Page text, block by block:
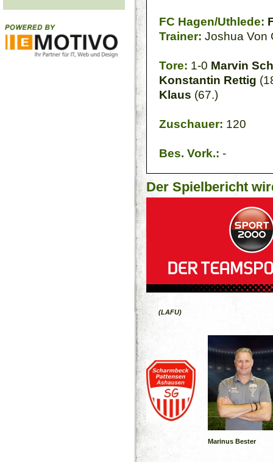
FC Hagen/Uthlede:
Trainer: Joshua Von
Tore: 1-0 Marvin
Konstantin Rettig
Klaus (67.)
Zuschauer: 120
Bes. Vork.: -
Der Spielbericht
(LAFU)
Marinus Bester